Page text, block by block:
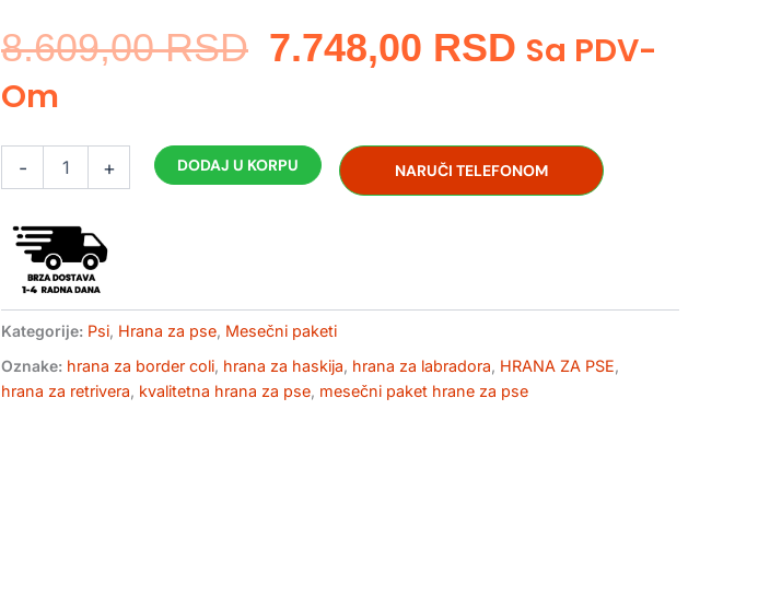
8.609,00RSD Originalna
Je
Bila:
7.748,00 RSD Trenutna
Je:
7.748,00
Sa PDV-
Om
-
paket
srednje
rase
pasa
količina
+ DODAJ U KORPU NARUČI TELEFONOM
Kategorije: Psi, Hrana za pse, Mesečni paketi
Oznake: hrana za border coli, hrana za haskija, hrana za labradora, HRANA ZA PSE,
hrana za retrivera, kvalitetna hrana za pse, mesečni paket hrane za pse